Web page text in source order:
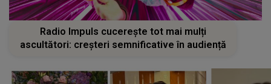
Radio Impuls cucerește tot mai mulți
ascultători: creșteri semnificative în audiență